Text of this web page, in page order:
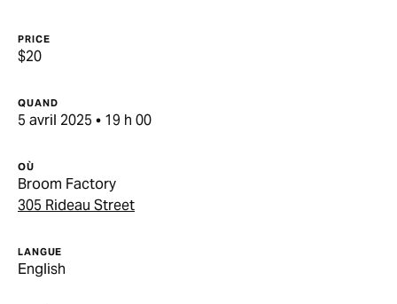
PRICE
$20
QUAND
5 avril 2025 • 19 h 00
OÙ
Broom Factory
305 Rideau Street
LANGUE
English